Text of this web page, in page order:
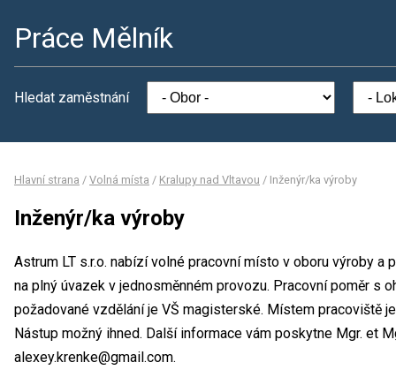
Práce Mělník
Hledat zaměstnání
Hlavní strana / Volná místa / Kralupy nad Vltavou / Inženýr/ka výroby
Inženýr/ka výroby
Astrum LT s.r.o. nabízí volné pracovní místo v oboru výroby
na plný úvazek v jednosměnném provozu. Pracovní poměr s
požadované vzdělání je VŠ magisterské. Místem pracoviště
Nástup možný ihned. Další informace vám poskytne Mgr. et
alexey.krenke@gmail.com.